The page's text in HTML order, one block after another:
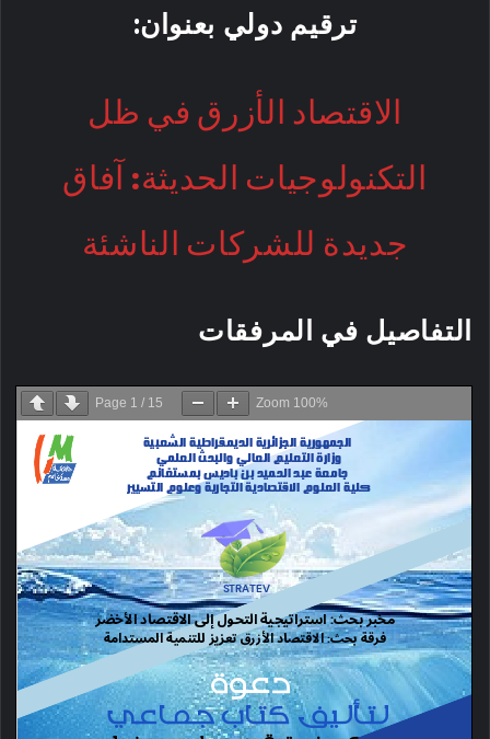
ترقيم دولي بعنوان:
الاقتصاد الأزرق في ظل
التكنولوجيات الحديثة: آفاق
جديدة للشركات الناشئة
التفاصيل في المرفقات
Page 1 / 15 Zoom 100%